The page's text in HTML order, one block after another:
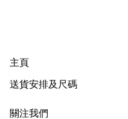
主頁
送貨安排及尺碼
關注我們